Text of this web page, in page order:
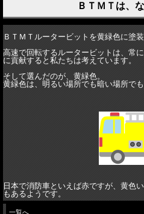
ＢＴＭＴは、
ＢＴＭＴルータービットを黄緑色に塗
高速で回転するルータービットは、常
に貢献すると私たちは考えています。
そして選んだのが、黄緑色。
黄緑色は、明るい場所でも暗い場所で
日本で消防車といえば赤ですが、黄色
もあるようです。
一覧へ